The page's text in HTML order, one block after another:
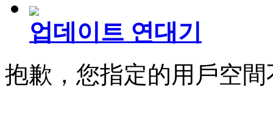
업데이트 연대기
抱歉，您指定的用戶空間